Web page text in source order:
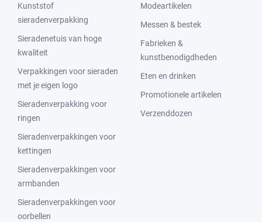
Kunststof
sieradenverpakking
Sieradenetuis van hoge
kwaliteit
Verpakkingen voor sieraden
met je eigen logo
Sieradenverpakking voor
ringen
Sieradenverpakkingen voor
kettingen
Sieradenverpakkingen voor
armbanden
Sieradenverpakkingen voor
oorbellen
Modeartikelen
Messen & bestek
Fabrieken &
kunstbenodigdheden
Eten en drinken
Promotionele artikelen
Verzenddozen